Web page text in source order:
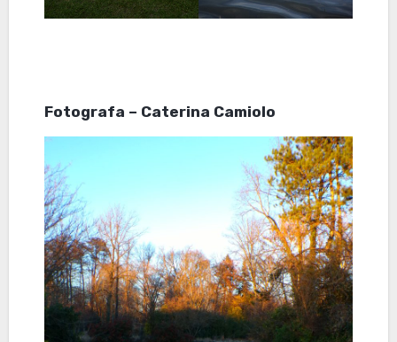
Fotografa – Caterina Camiolo